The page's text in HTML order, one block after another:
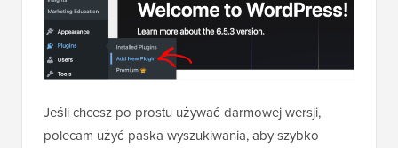
Jeśli chcesz po prostu używać darmowej wersji,
polecam użyć paska wyszukiwania, aby szybko